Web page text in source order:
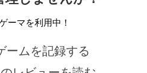
ーマを利用中！
ームを記録する